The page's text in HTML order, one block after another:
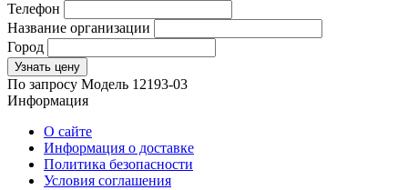
Телефон
Название организации
Город
Узнать цену
По запросу Модель 12193-03
Информация
О сайте
Информация о доставке
Политика безопасности
Условия соглашения